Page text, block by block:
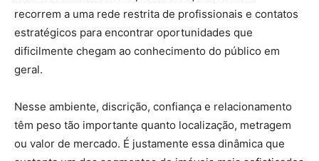
recorrem a uma rede restrita de profissionais e contatos
estratégicos para encontrar oportunidades que
dificilmente chegam ao conhecimento do público em
geral.
Nesse ambiente, discrição, confiança e relacionamento
têm peso tão importante quanto localização, metragem
ou valor de mercado. É justamente essa dinâmica que